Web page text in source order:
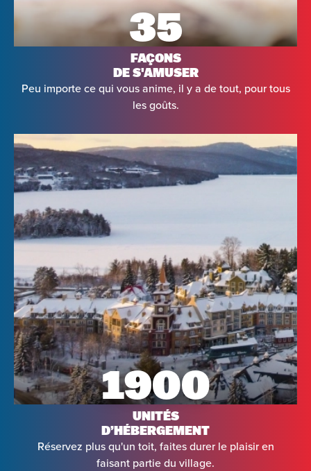
35
FAÇONS
DE S'AMUSER
Peu importe ce qui vous anime, il y a de tout, pour tous
les goûts.
1900
UNITÉS
D’HÉBERGEMENT
Réservez plus qu'un toit, faites durer le plaisir en
faisant partie du village.
Arrivée
Départ